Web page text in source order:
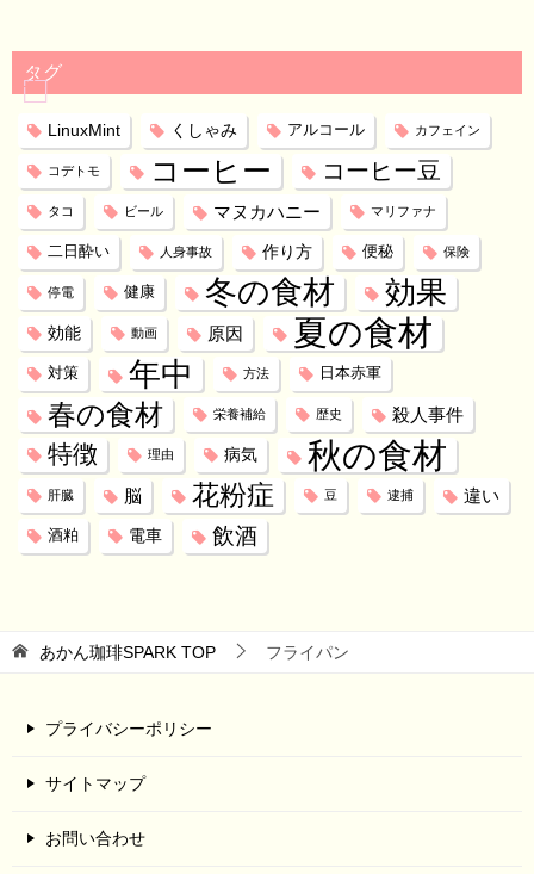
タグ
LinuxMint くしゃみ アルコール カフェイン
コデトモ コーヒー コーヒー豆
タコ ビール マヌカハニー マリファナ
二日酔い 人身事故 作り方 便秘 保険
停電 健康 冬の食材 効果
効能 動画 原因 夏の食材
対策 年中 方法 日本赤軍
春の食材 栄養補給 歴史 殺人事件
特徴 理由 病気 秋の食材
肝臓 脳 花粉症 豆 逮捕 違い
酒粕 電車 飲酒
あかん珈琲SPARK TOP フライパン
プライバシーポリシー
サイトマップ
お問い合わせ